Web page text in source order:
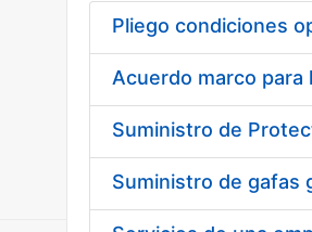
Pliego condiciones
Acuerdo marco para